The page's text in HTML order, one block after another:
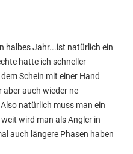
halbes Jahr...ist natürlich ein
hatte ich schneller
Schein mit einer Hand
aber auch wieder ne
natürlich muss man ein
wird man als Angler in
auch längere Phasen haben